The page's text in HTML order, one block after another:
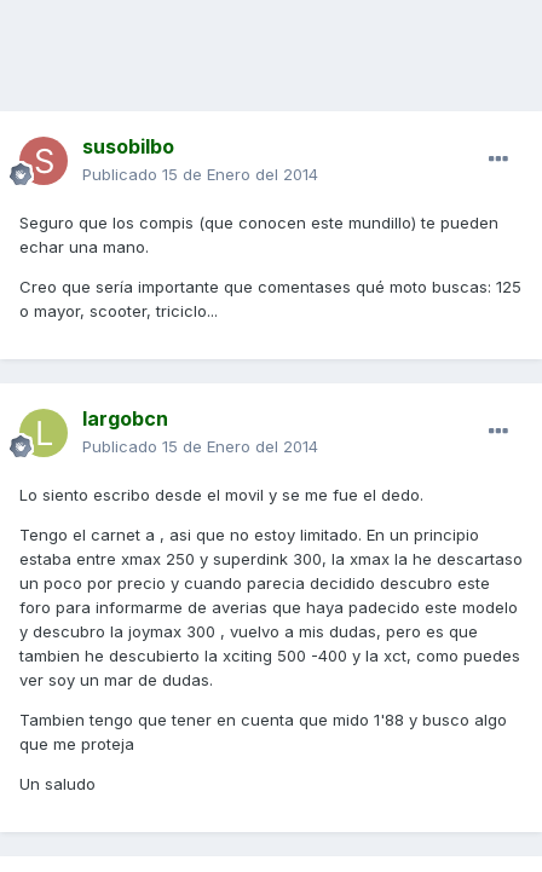
susobilbo
Publicado 15 de Enero del 2014
Seguro que los compis (que conocen este mundillo) te pueden
echar una mano.
Creo que sería importante que comentases qué moto buscas: 125
o mayor, scooter, triciclo...
largobcn
Publicado 15 de Enero del 2014
Lo siento escribo desde el movil y se me fue el dedo.
Tengo el carnet a , asi que no estoy limitado. En un principio
estaba entre xmax 250 y superdink 300, la xmax la he descartaso
un poco por precio y cuando parecia decidido descubro este
foro para informarme de averias que haya padecido este modelo
y descubro la joymax 300 , vuelvo a mis dudas, pero es que
tambien he descubierto la xciting 500 -400 y la xct, como puedes
ver soy un mar de dudas.
Tambien tengo que tener en cuenta que mido 1'88 y busco algo
que me proteja
Un saludo